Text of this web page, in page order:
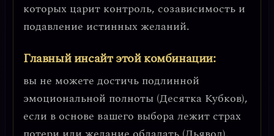
которых царит контроль, созависимость и
подавление истинных желаний.
Главный инсайт этой комбинации:
вы не можете достичь подлинной
эмоциональной полноты (Десятка Кубков),
если в основе вашего выбора лежит страх